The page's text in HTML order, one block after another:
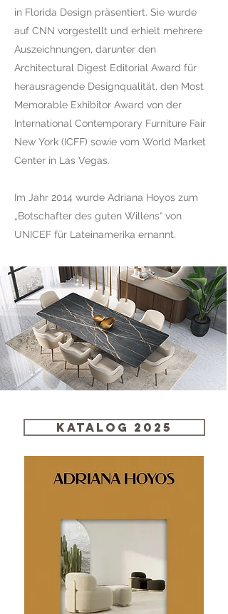
in Florida Design präsentiert. Sie wurde
auf CNN vorgestellt und erhielt mehrere
Auszeichnungen, darunter den
Architectural Digest Editorial Award für
herausragende Designqualität, den Most
Memorable Exhibitor Award von der
International Contemporary Furniture Fair
New York (ICFF) sowie vom World Market
Center in Las Vegas.
Im Jahr 2014 wurde Adriana Hoyos zum
„Botschafter des guten Willens“ von
UNICEF für Lateinamerika ernannt.
Katalog 2025